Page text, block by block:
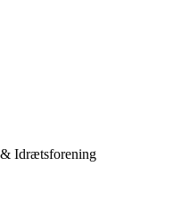
Idrætsforening